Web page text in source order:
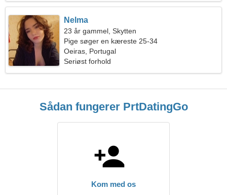
Nelma
23 år gammel, Skytten
Pige søger en kæreste 25-34
Oeiras, Portugal
Seriøst forhold
Sådan fungerer PrtDatingGo
Kom med os